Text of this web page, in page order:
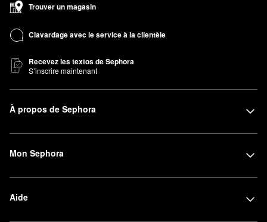
Trouver un magasin
Clavardage avec le service à la clientèle
Recevez les textos de Sephora
S’inscrire maintenant
À propos de Sephora
Mon Sephora
Aide